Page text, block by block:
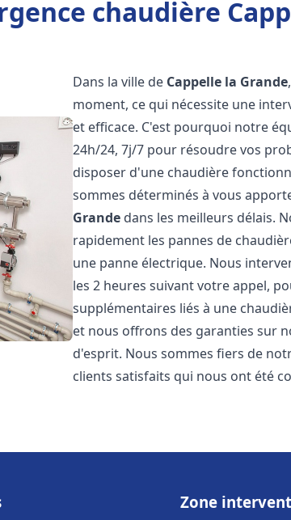
chaudière
Dans la ville de Cappelle la Grande
moment, ce qui nécessite une
et efficace. C'est pourquoi notre
24h/24, 7j/7 pour résoudre vos
disposer d'une chaudière
sommes déterminés à vous
Grande dans les meilleurs délais.
rapidement les pannes de
une panne électrique. Nous
les 2 heures suivant votre appel,
supplémentaires liés à une
et nous offrons des garanties sur
d'esprit. Nous sommes fiers de
clients satisfaits qui nous ont été
Zone